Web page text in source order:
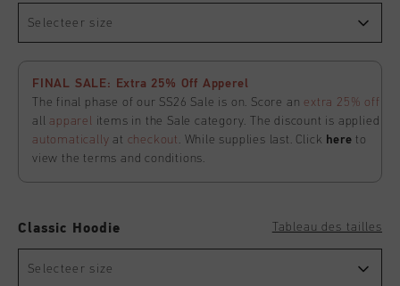
Selecteer size
FINAL SALE: Extra 25% Off Apperel
The final phase of our SS26 Sale is on. Score an extra 25% off
allapparel items in the Sale category. The discount is applied
automatically at checkout . While supplies last. Click here to
view the terms and conditions.
Classic Hoodie Tableau des tailles
Selecteer size